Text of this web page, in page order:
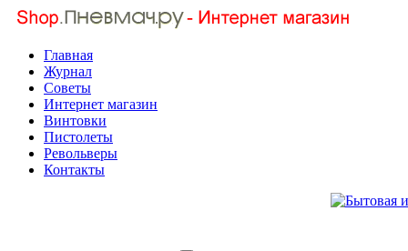
Главная
Журнал
Советы
Интернет магазин
Винтовки
Пистолеты
Револьверы
Контакты